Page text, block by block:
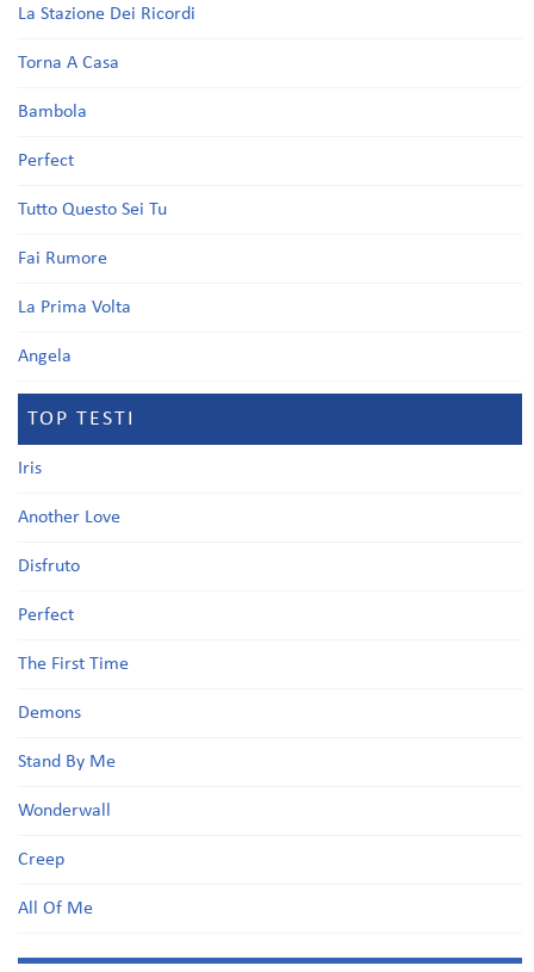
La Stazione Dei Ricordi
Torna A Casa
Bambola
Perfect
Tutto Questo Sei Tu
Fai Rumore
La Prima Volta
Angela
TOP TESTI
Iris
Another Love
Disfruto
Perfect
The First Time
Demons
Stand By Me
Wonderwall
Creep
All Of Me